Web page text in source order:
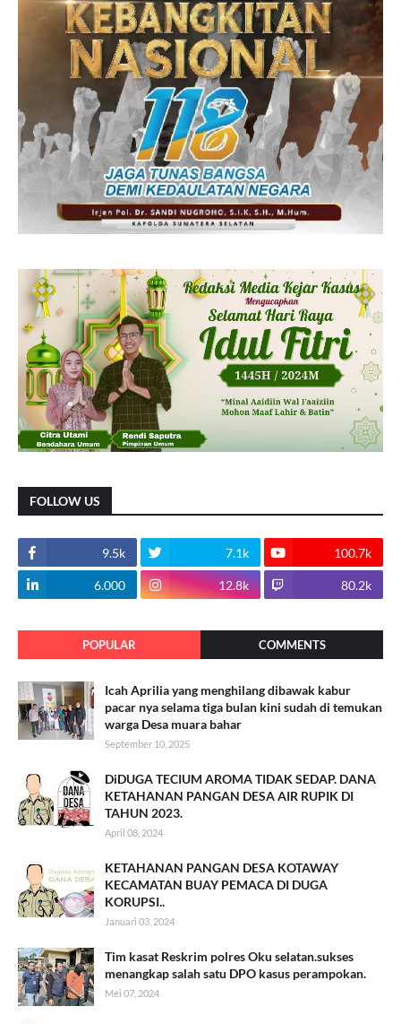
FOLLOW US
9.5k 7.1k 100.7k
6.000 12.8k 80.2k
POPULAR COMMENTS
Icah Aprilia yang menghilang dibawak kabur
pacar nya selama tiga bulan kini sudah di temukan
warga Desa muara bahar
September 10, 2025
DiDUGA TECIUM AROMA TIDAK SEDAP. DANA
KETAHANAN PANGAN DESA AIR RUPIK DI
TAHUN 2023.
April 08, 2024
KETAHANAN PANGAN DESA KOTAWAY
KECAMATAN BUAY PEMACA DI DUGA
KORUPSI..
Januari 03, 2024
Tim kasat Reskrim polres Oku selatan.sukses
menangkap salah satu DPO kasus perampokan.
Mei 07, 2024